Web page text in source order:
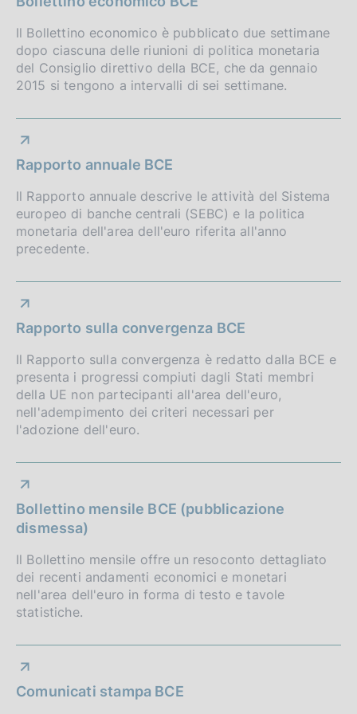
o
f
o
d
i
m
e
n
t
o
:
:
Il Bollettino economico è pubblicato due settimane
dopo ciascuna delle riunioni di politica monetaria
del Consiglio direttivo della BCE, che da gennaio
2015 si tengono a intervalli di sei settimane.
Rapporto annuale BCE
Il Rapporto annuale descrive le attività del Sistema
europeo di banche centrali (SEBC) e la politica
monetaria dell'area dell'euro riferita all'anno
precedente.
Rapporto sulla convergenza BCE
Il Rapporto sulla convergenza è redatto dalla BCE e
presenta i progressi compiuti dagli Stati membri
della UE non partecipanti all'area dell'euro,
nell'adempimento dei criteri necessari per
l'adozione dell'euro.
Bollettino mensile BCE (pubblicazione
dismessa)
Il Bollettino mensile offre un resoconto dettagliato
dei recenti andamenti economici e monetari
nell'area dell'euro in forma di testo e tavole
statistiche.
Comunicati stampa BCE